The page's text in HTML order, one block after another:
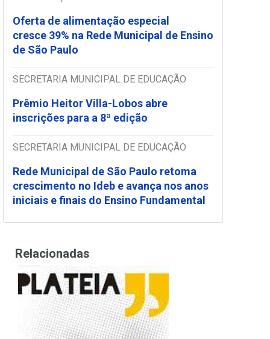
Oferta de alimentação especial
cresce 39% na Rede Municipal de Ensino
de São Paulo
SECRETARIA MUNICIPAL DE EDUCAÇÃO
Prêmio Heitor Villa-Lobos abre
inscrições para a 8ª edição
SECRETARIA MUNICIPAL DE EDUCAÇÃO
Rede Municipal de São Paulo retoma
crescimento no Ideb e avança nos anos
iniciais e finais do Ensino Fundamental
Relacionadas